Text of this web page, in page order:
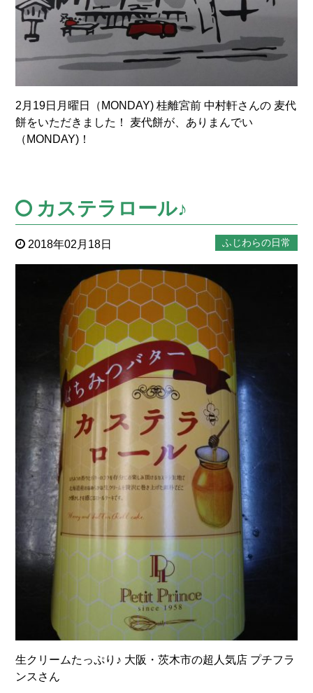
2月19日月曜日（MONDAY) 桂離宮前 中村軒さんの 麦代
餅をいただきました！ 麦代餅が、ありまんでい
（MONDAY)！
カステラロール♪
2018年02月18日 ふじわらの日常
生クリームたっぷり♪ 大阪・茨木市の超人気店 プチフラ
ンスさん